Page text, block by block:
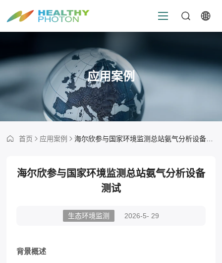
应用案例
首页 应用案例 海尔欣参与国家环境监测总站氨气分析设备测试
海尔欣参与国家环境监测总站氨气分析设备
测试
生态环境监测 2026-5- 29
背景概述